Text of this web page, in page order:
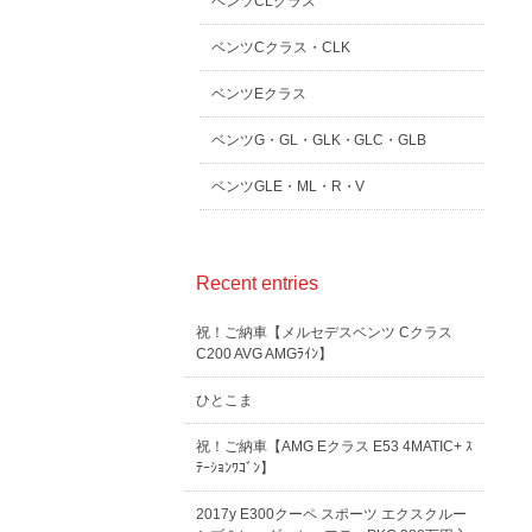
ベンツCクラス・CLK
ベンツEクラス
ベンツG・GL・GLK・GLC・GLB
ベンツGLE・ML・R・V
Recent entries
祝！ご納車【メルセデスベンツ Cクラス
C200 AVG AMGﾗｲﾝ】
ひとこま
祝！ご納車【AMG Eクラス E53 4MATIC+ ｽ
ﾃｰｼｮﾝﾜｺﾞﾝ】
2017y E300クーペ スポーツ エクスクルー